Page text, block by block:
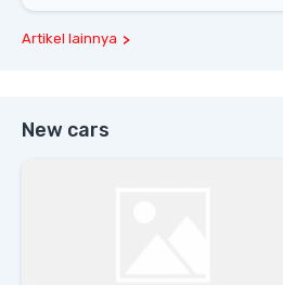
Artikel lainnya
New cars